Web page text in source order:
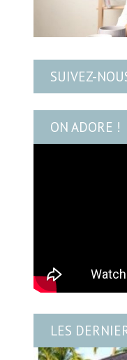
SUIVEZ-
ON ADORE !
LES